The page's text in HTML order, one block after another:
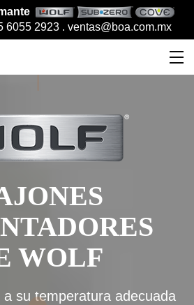
6055 2923 . ventas@boa.com.mx
WOLF
su temperatura adecuada